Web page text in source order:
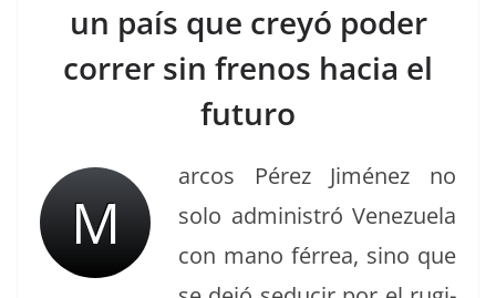
un país que creyó poder
correr sin frenos hacia el
futuro
M
arcos Pérez Jiménez no
solo admin­istró Venezuela
con mano fér­rea, sino que